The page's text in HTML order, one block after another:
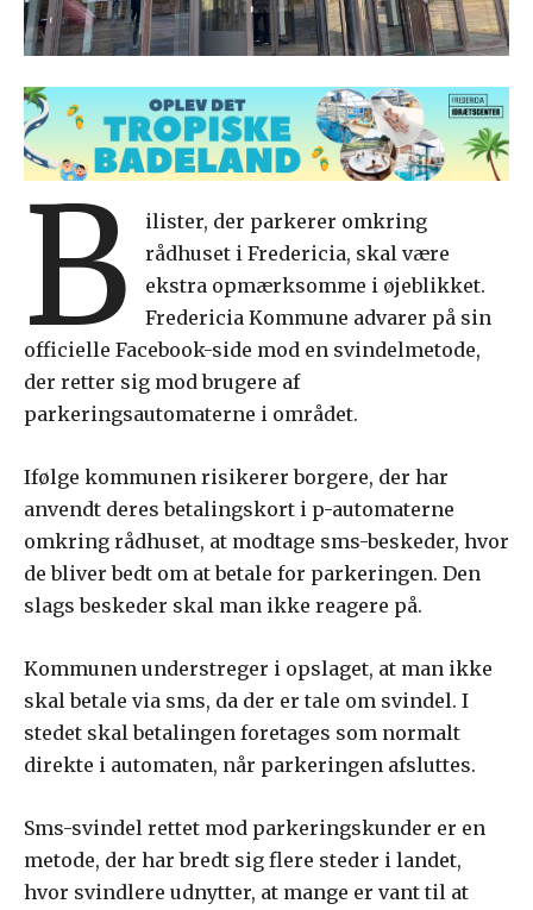
B
ilister, der parkerer omkring
rådhuset i Fredericia, skal være
ekstra opmærksomme i øjeblikket.
Fredericia Kommune advarer på sin
officielle Facebook-side mod en svindelmetode,
der retter sig mod brugere af
parkeringsautomaterne i området.
Ifølge kommunen risikerer borgere, der har
anvendt deres betalingskort i p-automaterne
omkring rådhuset, at modtage sms-beskeder, hvor
de bliver bedt om at betale for parkeringen. Den
slags beskeder skal man ikke reagere på.
Kommunen understreger i opslaget, at man ikke
skal betale via sms, da der er tale om svindel. I
stedet skal betalingen foretages som normalt
direkte i automaten, når parkeringen afsluttes.
Sms-svindel rettet mod parkeringskunder er en
metode, der har bredt sig flere steder i landet,
hvor svindlere udnytter, at mange er vant til at